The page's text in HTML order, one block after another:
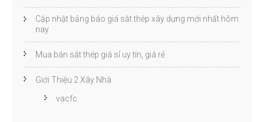
Cập nhật bảng báo giá sắt thép xây dựng mới nhất hôm
nay
Mua bán sắt thép giá sỉ uy tín, giá rẻ
Giới Thiệu 2 Xây Nhà
vacfc